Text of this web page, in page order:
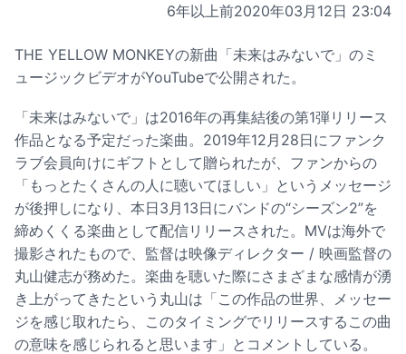
6年以上前2020年03月12日 23:04
THE YELLOW MONKEYの新曲「未来はみないで」のミ
ュージックビデオがYouTubeで公開された。
「未来はみないで」は2016年の再集結後の第1弾リリース
作品となる予定だった楽曲。2019年12月28日にファンク
ラブ会員向けにギフトとして贈られたが、ファンからの
「もっとたくさんの人に聴いてほしい」というメッセージ
が後押しになり、本日3月13日にバンドの“シーズン2”を
締めくくる楽曲として配信リリースされた。MVは海外で
撮影されたもので、監督は映像ディレクター / 映画監督の
丸山健志が務めた。楽曲を聴いた際にさまざまな感情が湧
き上がってきたという丸山は「この作品の世界、メッセー
ジを感じ取れたら、このタイミングでリリースするこの曲
の意味を感じられると思います」とコメントしている。